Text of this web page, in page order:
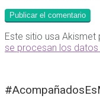
Este sitio usa Akismet
se procesan los